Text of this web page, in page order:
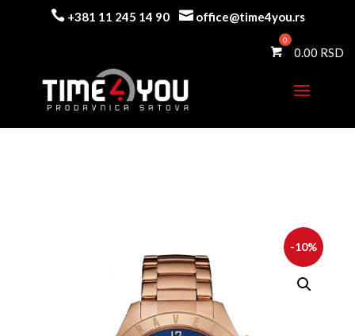
 +381 11 245 14 90  office@time4you.rs
0.00
-10%